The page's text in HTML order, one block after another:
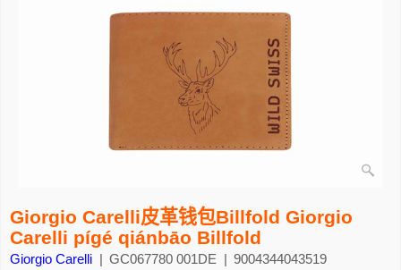
Giorgio Carelli皮革钱包Billfold Giorgio
Carelli pígé qiánbāo Billfold
Giorgio Carelli GC067780 001DE 9004344043519